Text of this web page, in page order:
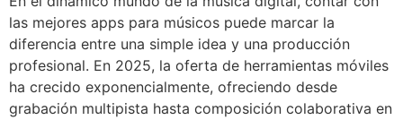
las mejores apps para músicos puede marcar la
diferencia entre una simple idea y una producción
profesional. En 2025, la oferta de herramientas móviles
ha crecido exponencialmente, ofreciendo desde
grabación multipista hasta composición colaborativa en